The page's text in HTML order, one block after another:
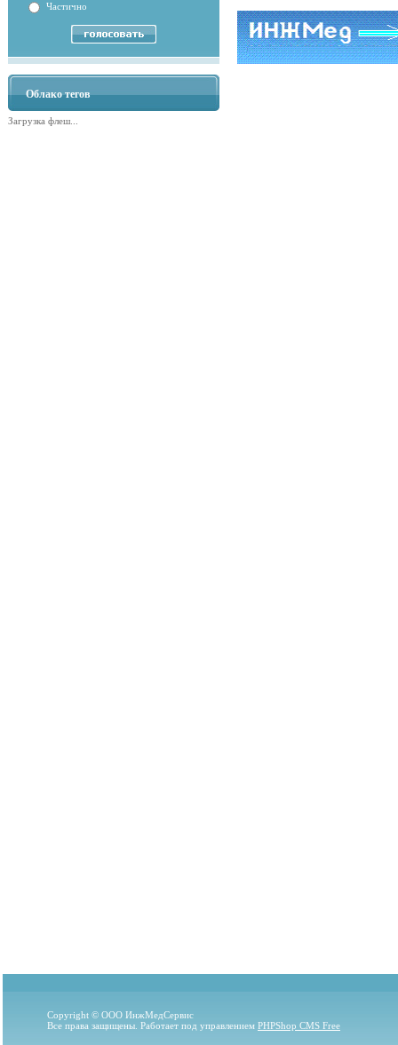
Частично
Облако тегов
Загрузка флеш...
Copyright © ООО ИнжМедСервис
Все права защищены. Работает под управлением PHPShop CMS Free